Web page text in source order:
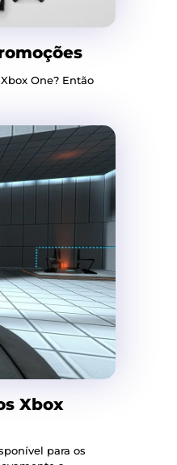
One? Então
Xbox
para os